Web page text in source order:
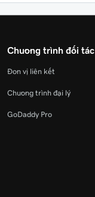
Chương trình đối tác
Đơn vị liên kết
Chương trình đại lý
GoDaddy Pro